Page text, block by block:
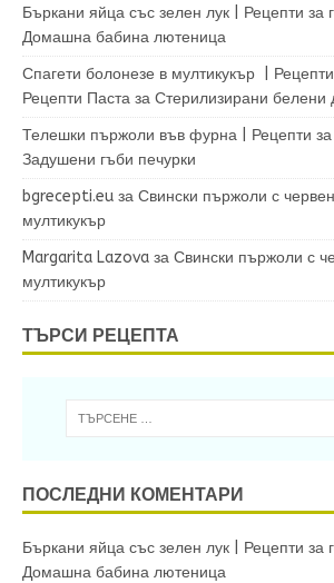
Бъркани яйца със зелен лук | Рецепти за
Домашна бабина лютеница
Спагети болонезе в мултикукър | Рецепти
Рецепти Паста за Стерилизирани белени
Телешки пържоли във фурна | Рецепти за
Задушени гъби печурки
bgrecepti.eu за Свински пържоли с
мултикукър
Margarita Lazova за Свински пържоли с
мултикукър
ТЪРСИ РЕЦЕПТА
ПОСЛЕДНИ КОМЕНТАРИ
Бъркани яйца със зелен лук | Рецепти за
Домашна бабина лютеница